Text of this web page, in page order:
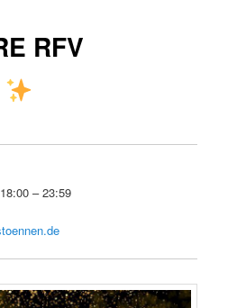
RFV
–23:59